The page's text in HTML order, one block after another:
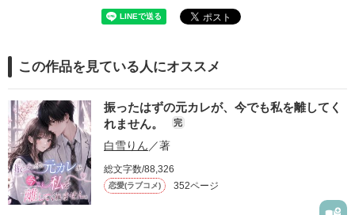
この作品を見ている人にオススメ
振ったはずの元カレが、今でも私を離してく
れません。
完
白雪りん ／著
総文字数/88,326
恋愛(ラブコメ) 352ページ